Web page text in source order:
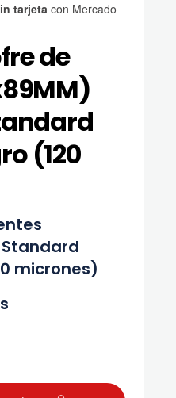
de
(120
Standard
micrones)
tarjeta con Mercado